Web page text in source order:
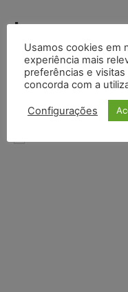
Inscreva-se
Usamos cookies em
experiência mais
preferências e visitas
concorda com a
Configurações